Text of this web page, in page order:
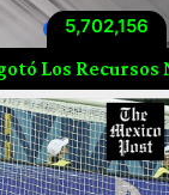
Visitas totales
5,702,156
De 2026